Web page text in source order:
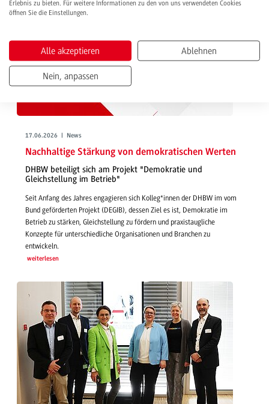
17.06.2026 | News
Nachhaltige Stärkung von demokratischen Werten
DHBW beteiligt sich am Projekt "Demokratie und
Gleichstellung im Betrieb"
Seit Anfang des Jahres engagieren sich Kolleg*innen der DHBW im vom
Bund geförderten Projekt (DEGIB), dessen Ziel es ist, Demokratie im
Betrieb zu stärken, Gleichstellung zu fördern und praxistaugliche
Konzepte für unterschiedliche Organisationen und Branchen zu
entwickeln.
weiterlesen
Erlebnis zu bieten. Für weitere Informationen zu den von uns verwendeten Cookies
öffnen Sie die Einstellungen.
Alle akzeptieren Ablehnen
Nein, anpassen